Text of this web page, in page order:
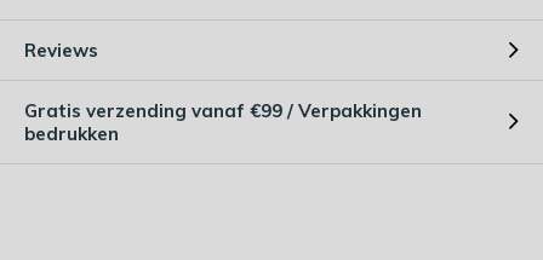
Reviews
Gratis verzending vanaf €99 / Verpakkingen
bedrukken